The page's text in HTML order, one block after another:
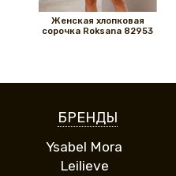
Женская хлопковая
сорочка Roksana 82953
БРЕНДЫ
Ysabel Mora
Leilieve